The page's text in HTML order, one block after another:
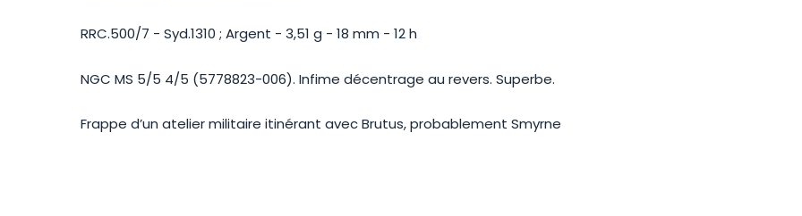
RRC.500/7 - Syd.1310 ; Argent - 3,51 g - 18 mm - 12 h
NGC MS 5/5 4/5 (5778823-006). Infime décentrage au revers. Superbe.
Frappe d’un atelier militaire itinérant avec Brutus, probablement Smyrne